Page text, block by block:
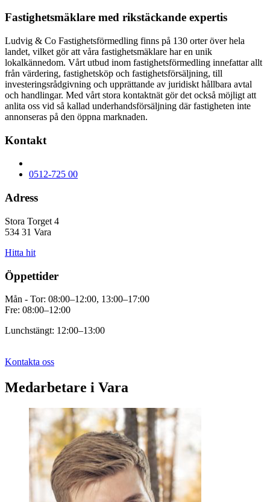
Fastighetsmäklare med rikstäckande expertis
Ludvig & Co Fastighetsförmedling finns på 130 orter över hela
landet, vilket gör att våra fastighetsmäklare har en unik
lokalkännedom. Vårt utbud inom fastighetsförmedling innefattar allt
från värdering, fastighetsköp och fastighetsförsäljning, till
investeringsrådgivning och upprättande av juridiskt hållbara avtal
och handlingar. Med vårt stora kontaktnät gör det också möjligt att
anlita oss vid så kallad underhandsförsäljning där fastigheten inte
annonseras på den öppna marknaden.
Kontakt
0512-725 00
Adress
Stora Torget 4
534 31 Vara
Hitta hit
Öppettider
Mån - Tor: 08:00–12:00, 13:00–17:00
Fre: 08:00–12:00
Lunchstängt: 12:00–13:00
Kontakta oss
Medarbetare i Vara